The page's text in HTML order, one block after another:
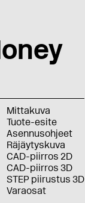
Mittakuva
Tuote-esite
Asennusohjeet
Räjäytyskuva
CAD-piirros 2D
CAD-piirros 3D
STEP piirustus 3D
Varaosat